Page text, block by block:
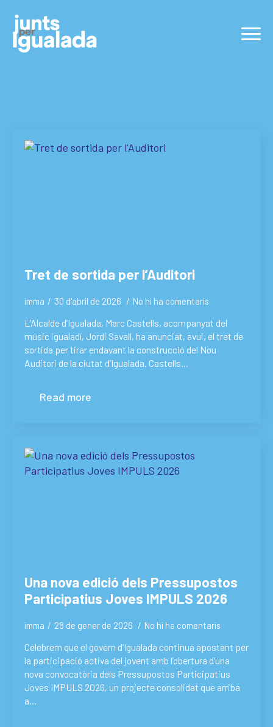
Tret de sortida per l’Auditori
imma 30 d'abril de 2026 No hi ha comentaris
L’Alcalde d’Igualada, Marc Castells, acompanyat del
músic igualadí, Jordi Savall, ha anunciat, avui, el tret de
sortida per tirar endavant la construcció del Nou
Auditori de la ciutat d’Igualada. Castells…
Read more
Una nova edició dels Pressupostos
Participatius Joves IMPULS 2026
imma 28 de gener de 2026 No hi ha comentaris
Celebrem que el govern d’Igualada continua apostant per
la participació activa del jovent amb l’obertura d’una
nova convocatòria dels Pressupostos Participatius
Joves IMPULS 2026, un projecte consolidat que arriba
a…